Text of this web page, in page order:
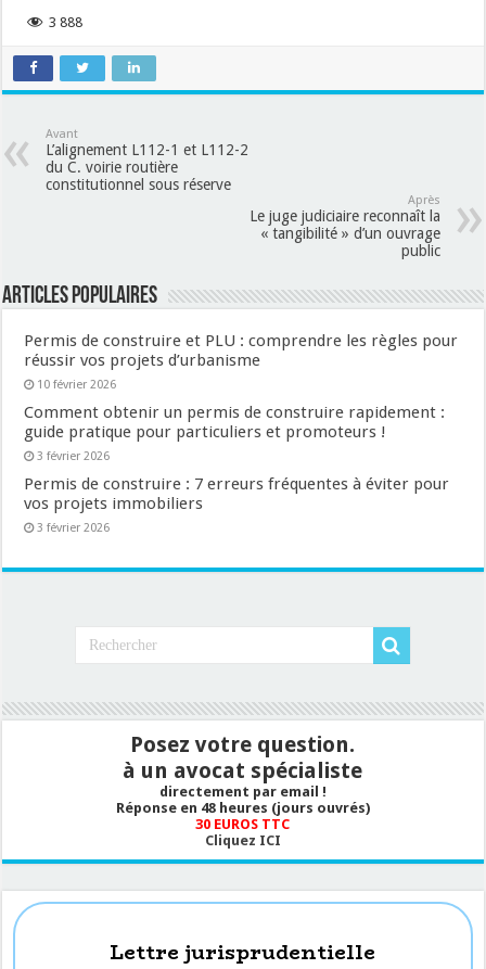
3 888
Avant
L’alignement L112-1 et L112-2
du C. voirie routière
constitutionnel sous réserve
Après
Le juge judiciaire reconnaît la
« tangibilité » d’un ouvrage
public
Articles populaires
Permis de construire et PLU : comprendre les règles pour
réussir vos projets d’urbanisme
10 février 2026
Comment obtenir un permis de construire rapidement :
guide pratique pour particuliers et promoteurs !
3 février 2026
Permis de construire : 7 erreurs fréquentes à éviter pour
vos projets immobiliers
3 février 2026
Posez votre question.
à un avocat spécialiste
directement par email !
Réponse en 48 heures (jours ouvrés)
30 EUROS TTC
Cliquez ICI
Lettre jurisprudentielle